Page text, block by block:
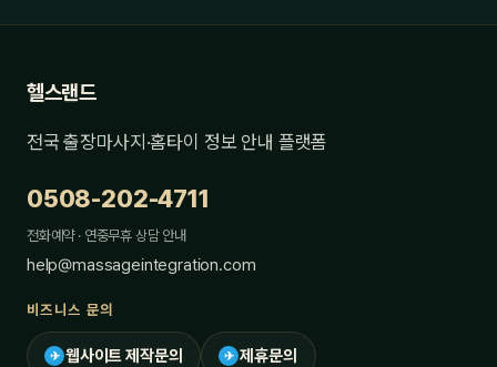
헬스랜드
전국 출장마사지·홈타이 정보 안내 플랫폼
0508-202-4711
전화예약 · 연중무휴 상담 안내
help@massageintegration.com
비즈니스 문의
✈ 웹사이트 제작문의 ✈ 제휴문의